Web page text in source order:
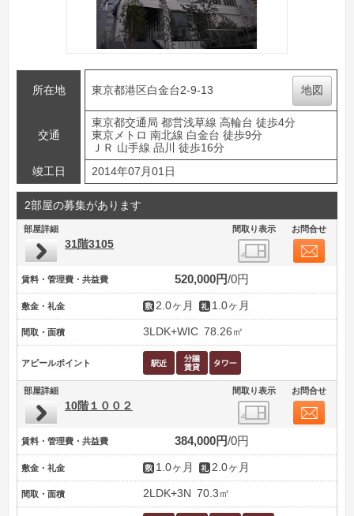
所在地 東京都港区白金台2-9-13 地図
交通
東京都交通局 都営浅草線 高輪台 徒歩4分
東京メトロ 南北線 白金台 徒歩9分
ＪＲ 山手線 品川 徒歩16分
竣工日
2014年07月01日
2部屋の募集があります
部屋詳細 間取り表示 お問合せ
31階3105
賃料・管理費・共益費 520,000円 0円
敷金・礼金 2.0ヶ月 1.0ヶ月
間取・面積 3LDK+WIC 78.26㎡
アピールポイント
部屋詳細 間取り表示 お問合せ
10階１００２
賃料・管理費・共益費 384,000円 0円
敷金・礼金 1.0ヶ月 2.0ヶ月
間取・面積 2LDK+3N 70.3㎡